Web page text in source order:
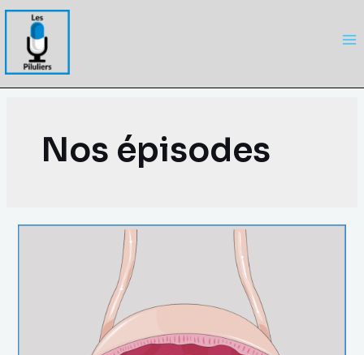
Nos épisodes